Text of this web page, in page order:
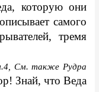
которую они
самого
тремя
См. также Рудра
Знай, что Веда